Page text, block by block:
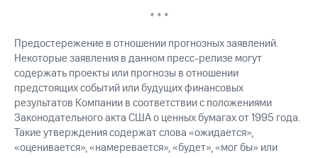
* * *
Предостережение в отношении прогнозных заявлений.
Некоторые заявления в данном пресс-релизе могут
содержать проекты или прогнозы в отношении
предстоящих событий или будущих финансовых
результатов Компании в соответствии с положениями
Законодательного акта США о ценных бумагах от 1995 года.
Такие утверждения содержат слова «ожидается»,
«оценивается», «намеревается», «будет», «мог бы» или